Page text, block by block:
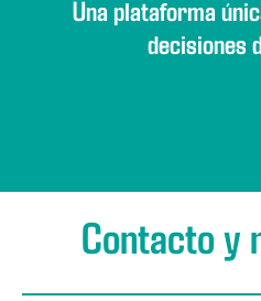
Una plataforma
decisiones
Contacto y